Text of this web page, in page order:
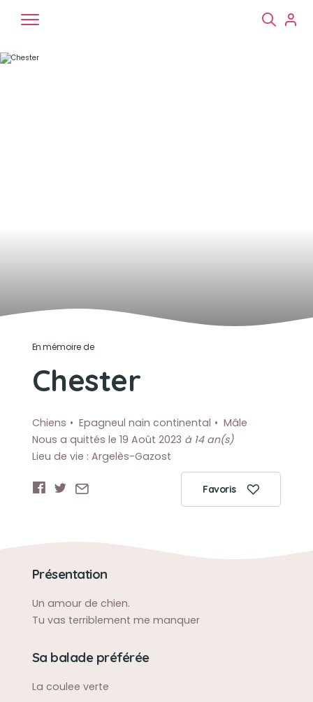
En mémoire de
Chester
Chiens Epagneul nain continental
Mâle
Nous a quittés le 19 Août 2023 à 14 an(s)
Lieu de vie : Argelès-Gazost
Favoris
Présentation
Un amour de chien.
Tu vas terriblement me manquer
Sa balade préférée
La coulee verte